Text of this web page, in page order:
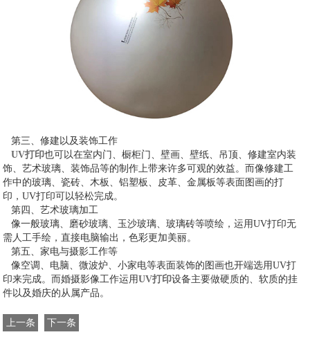
第三、修建以及装饰工作
UV打印也可以在室内门、橱柜门、壁画、壁纸、吊顶、修建室内装
饰、艺术玻璃、装饰品等的制作上带来许多可观的效益。而像修建工
作中的玻璃、瓷砖、木板、铝塑板、皮革、金属板等表面图画的打
印，UV打印可以轻松完成。
第四、艺术玻璃加工
像一般玻璃、磨砂玻璃、玉沙玻璃、玻璃砖等喷绘，运用UV打印无
需人工手绘，直接电脑输出，色彩更加美丽。
第五、家电与摄影工作等
像空调、电脑、微波炉、小家电等表面装饰的图画也开端选用UV打
印来完成。而婚摄影像工作运用UV打印设备主要做硬质的、软质的挂
件以及婚庆的从属产品。
上一条 下一条